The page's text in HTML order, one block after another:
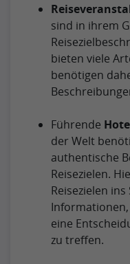
sind in ihrem
bieten viele
benötigen
Führende
der Welt
authentische
Reisezielen.
Reisezielen
eine
zu treffen.